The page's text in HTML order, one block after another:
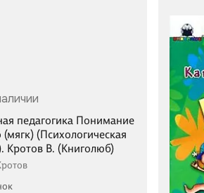
педагогика Понимание
(мягк) (Психологическая
Кротов В. (Книголюб)